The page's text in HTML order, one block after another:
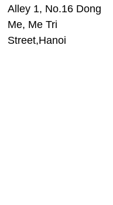
Alley 1, No.16 Dong
Me, Me Tri
Street,Hanoi